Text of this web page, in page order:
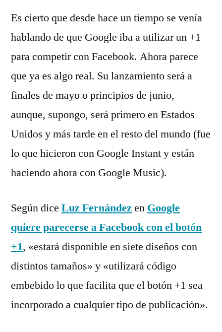
Es cierto que desde hace un tiempo se venía
hablando de que Google iba a utilizar un +1
para competir con Facebook. Ahora parece
que ya es algo real. Su lanzamiento será a
finales de mayo o principios de junio,
aunque, supongo, será primero en Estados
Unidos y más tarde en el resto del mundo (fue
lo que hicieron con Google Instant y están
haciendo ahora con Google Music).
Según dice Luz Fernándezen Google
quiere parecerse a Facebook con el botón
+1, «estará disponible en siete diseños con
distintos tamaños» y «utilizará código
embebido lo que facilita que el botón +1 sea
incorporado a cualquier tipo de publicación».